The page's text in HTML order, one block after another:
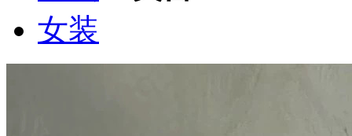
女装